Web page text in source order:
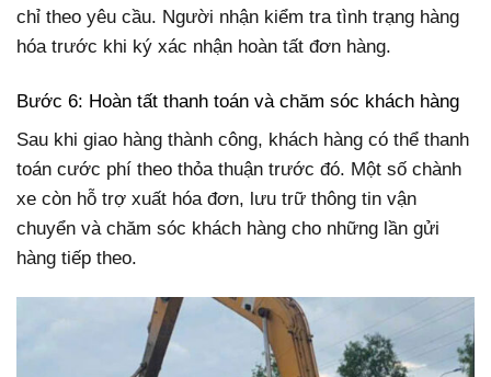
chỉ theo yêu cầu. Người nhận kiểm tra tình trạng hàng
hóa trước khi ký xác nhận hoàn tất đơn hàng.
Bước 6: Hoàn tất thanh toán và chăm sóc khách hàng
Sau khi giao hàng thành công, khách hàng có thể thanh
toán cước phí theo thỏa thuận trước đó. Một số chành
xe còn hỗ trợ xuất hóa đơn, lưu trữ thông tin vận
chuyển và chăm sóc khách hàng cho những lần gửi
hàng tiếp theo.